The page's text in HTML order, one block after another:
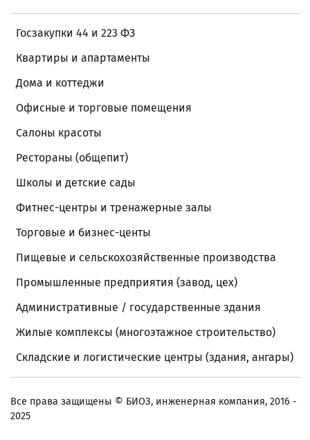
Госзакупки 44 и 223 ФЗ
Квартиры и апартаменты
Дома и коттеджи
Офисные и торговые помещения
Салоны красоты
Рестораны (общепит)
Школы и детские сады
Фитнес-центры и тренажерные залы
Торговые и бизнес-центы
Пищевые и сельскохозяйственные производства
Промышленные предприятия (завод, цех)
Административные / государственные здания
Жилые комплексы (многоэтажное строительство)
Складские и логистические центры (здания, ангары)
Все права защищены © БИОЗ, инженерная компания, 2016 -
2025